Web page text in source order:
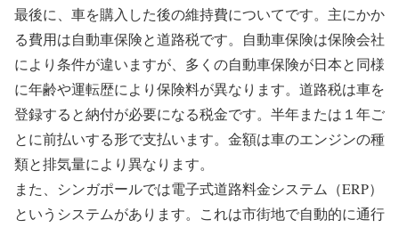
最後に、車を購入した後の維持費についてです。主にかか
る費用は自動車保険と道路税です。自動車保険は保険会社
により条件が違いますが、多くの自動車保険が日本と同様
に年齢や運転歴により保険料が異なります。道路税は車を
登録すると納付が必要になる税金です。半年または１年ご
とに前払いする形で支払います。金額は車のエンジンの種
類と排気量により異なります。
また、シンガポールでは電子式道路料金システム（ERP）
というシステムがあります。これは市街地で自動的に通行